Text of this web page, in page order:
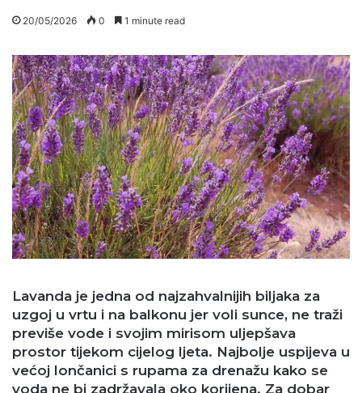
20/05/2026 0 1 minute read
Lavanda je jedna od najzahvalnijih biljaka za
uzgoj u vrtu i na balkonu jer voli sunce, ne traži
previše vode i svojim mirisom uljepšava
prostor tijekom cijelog ljeta. Najbolje uspijeva u
većoj lončanici s rupama za drenažu kako se
voda ne bi zadržavala oko korijena. Za dobar